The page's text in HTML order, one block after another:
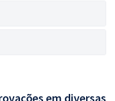
em diversas